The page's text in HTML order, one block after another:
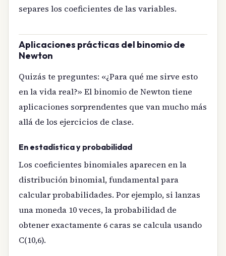
separes los coeficientes de las variables.
Aplicaciones prácticas del binomio de
Newton
Quizás te preguntes: «¿Para qué me sirve esto
en la vida real?» El binomio de Newton tiene
aplicaciones sorprendentes que van mucho más
allá de los ejercicios de clase.
En estadística y probabilidad
Los coeficientes binomiales aparecen en la
distribución binomial, fundamental para
calcular probabilidades. Por ejemplo, si lanzas
una moneda 10 veces, la probabilidad de
obtener exactamente 6 caras se calcula usando
C(10,6).